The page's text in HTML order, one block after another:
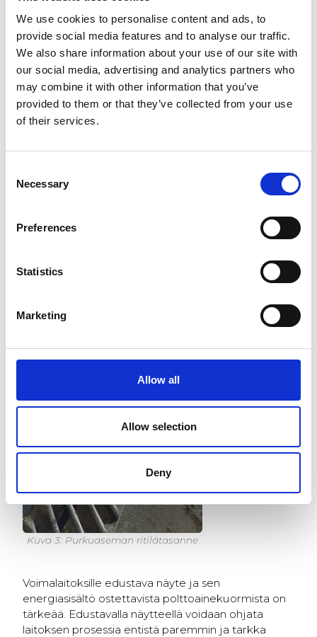
We use cookies to personalise content and ads, to
provide social media features and to analyse our traffic.
We also share information about your use of our site with
our social media, advertising and analytics partners who
may combine it with other information that you’ve
provided to them or that they’ve collected from your use
of their services.
Selection
Necessary
Preferences
Statistics
Marketing
Allow all
Allow selection
Deny
näytteitä otetaan näytekauhalla raskaista
kuormista. Liukkaat kentät voivat aiheuttaa
liukastumisia ja välillä kuormia purettaessa pöly voi
olla sietämätön (kuva 2). Olen kuullut tilanteen,
jossa kuljettaja on joutunut lopettamaan
biopolttoaineen ajamisen syntyneitten
hengitysvaikeuksien vuoksi. Purkupaikoilla voi olla
vaarallisia ritilöitä (kuva 3), joiden väliin monella on
tapaus on kuolemaan johtanut tapaturma, jossa
purkumonttuun ja menehtynyt.
Kuva 3: Purkuaseman ritilätasanne
Voimalaitoksille edustava näyte ja sen
energiasisältö ostettavista polttoainekuormista on
tärkeää. Edustavalla näytteellä voidaan ohjata
laitoksen prosessia entistä paremmin ja tarkka